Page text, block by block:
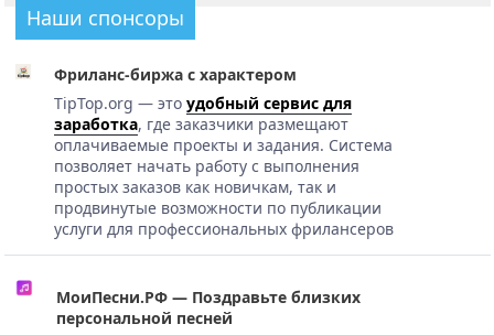
Наши спонсоры
Фриланс-биржа с характером
TipTop.org — это удобный сервис для
заработка, где заказчики размещают
оплачиваемые проекты и задания. Система
позволяет начать работу с выполнения
простых заказов как новичкам, так и
продвинутые возможности по публикации
услуги для профессиональных фрилансеров
МоиПесни.РФ — Поздравьте близких
персональной песней